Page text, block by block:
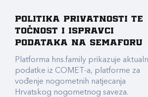
Politika privatnosti te
točnost i ispravci
podataka na Semaforu
Platforma hns.family prikazuje
podatke iz COMET-a, platforme za
vođenje nogometnih natjecanja
Hrvatskog nogometnog saveza.